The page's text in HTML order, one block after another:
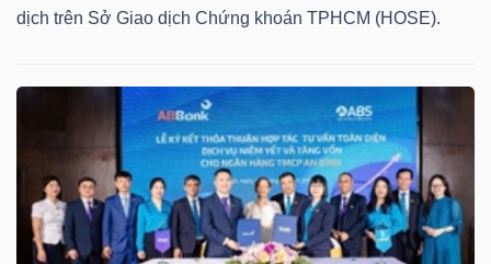
dịch trên Sở Giao dịch Chứng khoán TPHCM (HOSE).
Tất cả Người nội bộ Người liên quan Cổ đông lớn
Tin
Bài
viết